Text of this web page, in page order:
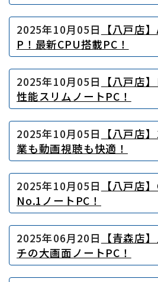
2025年10月05日
【八戸店
P！最新CPU搭載PC！
2025年10月05日
【八戸店
性能スリムノートPC！
2025年10月05日
【八戸店
業も動画視聴も快適！
2025年10月05日
【八戸店
No.1ノートPC！
2025年06月20日
【青森店
チの大画面ノートPC！